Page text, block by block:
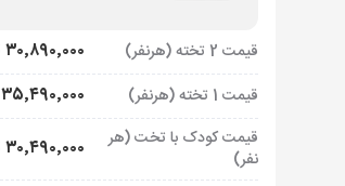
قیمت 2 تخته (هرنفر) ۳۰٬۸۹۰٬۰۰۰ تومان
قیمت 1 تخته (هرنفر) ۳۵٬۴۹۰٬۰۰۰ تومان
قیمت کودک با تخت (هر
نفر)
۳۰٬۴۹۰٬۰۰۰ تومان